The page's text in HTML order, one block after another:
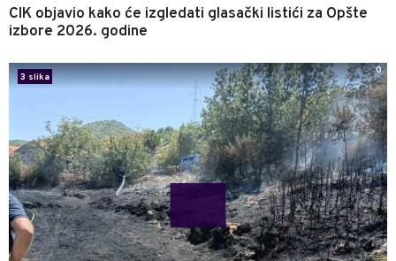
CIK objavio kako će izgledati glasački listići za Opšte
izbore 2026. godine
3 slika
0